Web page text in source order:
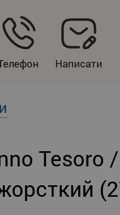
Написати
Tesoro